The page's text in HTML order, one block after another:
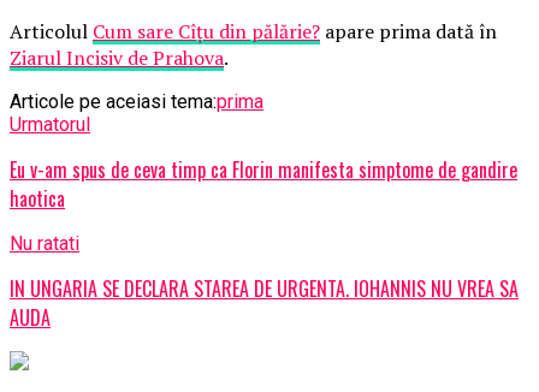
Articolul Cum sare Cîțu din pălărie? apare prima dată în
Ziarul Incisiv de Prahova.
Articole pe aceiasi tema:prima
Urmatorul
Eu v-am spus de ceva timp ca Florin manifesta simptome de gandire
haotica
Nu ratati
IN UNGARIA SE DECLARA STAREA DE URGENTA. IOHANNIS NU VREA SA
AUDA